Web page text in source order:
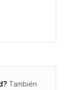
También